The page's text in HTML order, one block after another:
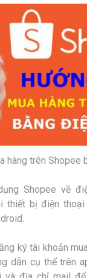
hàng trên Shopee
Shopee về
thiết bị điện thoại
ký tài khoản
dẫn cụ thể trên